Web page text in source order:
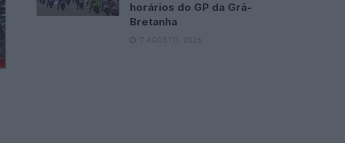
horários do GP da Grã-
Bretanha
7 AGOSTO, 2026